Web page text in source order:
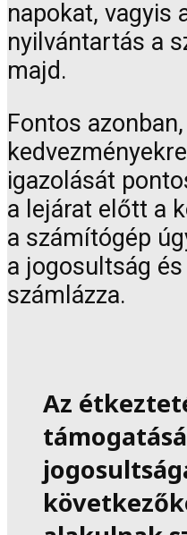
napokat, vagyis
nyilvántartás a
majd.
Fontos
igazolását
a lejárat előtt a
a számítógép
a jogosultság
számlázza.
Az